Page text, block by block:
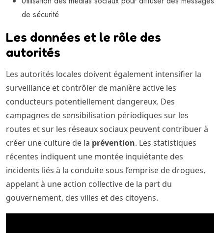
de sécurité
Les données et le rôle des
autorités
Les autorités locales doivent également intensifier la
surveillance et contrôler de manière active les
conducteurs potentiellement dangereux. Des
campagnes de sensibilisation périodiques sur les
routes et sur les réseaux sociaux peuvent contribuer à
créer une culture de la prévention. Les statistiques
récentes indiquent une montée inquiétante des
incidents liés à la conduite sous l’emprise de drogues,
appelant à une action collective de la part du
gouvernement, des villes et des citoyens.